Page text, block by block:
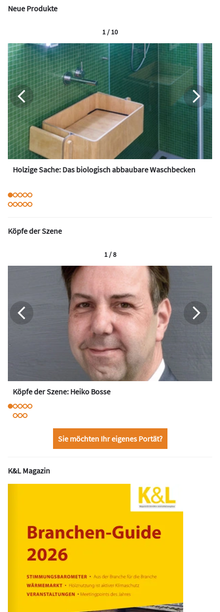
Neue Produkte
Holzige Sache: Das biologisch abbaubare Waschbecken
1 / 10
Köpfe der Szene
Köpfe der Szene: Heiko Bosse
1 / 8
Sie möchten Ihr eigenes Portät?
K&L Magazin